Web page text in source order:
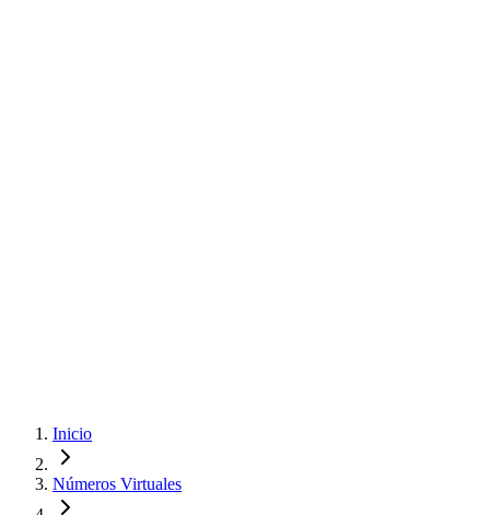
Inicio
Números Virtuales